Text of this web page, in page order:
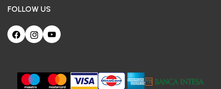
FOLLOW US